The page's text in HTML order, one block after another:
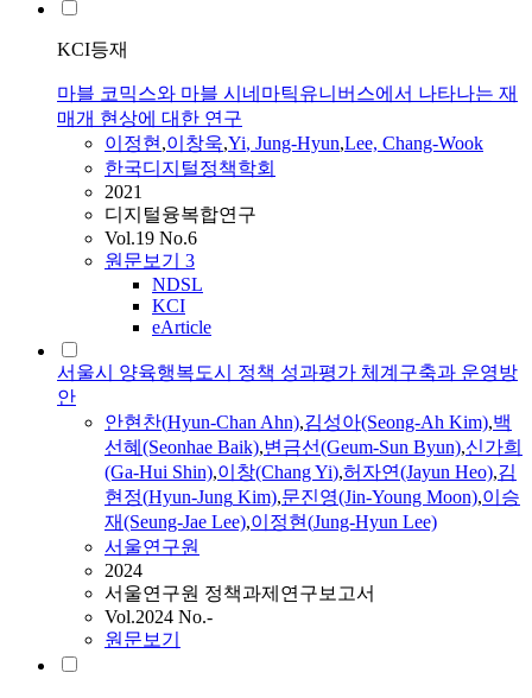
KCI등재
마블 코믹스와 마블 시네마틱유니버스에서 나타나는 재
매개 현상에 대한 연구
이정현,이창욱,Yi, Jung-Hyun,Lee, Chang-Wook
한국디지털정책학회
2021
디지털융복합연구
Vol.19 No.6
원문보기 3
NDSL
KCI
eArticle
서울시 양육행복도시 정책 성과평가 체계구축과 운영방
안
안현찬(Hyun-Chan Ahn),김성아(Seong-Ah Kim),백
선혜(Seonhae Baik),변금선(Geum-Sun Byun),신가희
(Ga-Hui Shin),이창(ChangYi),허자연(Jayun Heo),김
현정(Hyun-Jung Kim),문진영(Jin-Young Moon),이승
재(Seung-Jae Lee),이정현(Jung-Hyun Lee)
서울연구원
2024
서울연구원 정책과제연구보고서
Vol.2024 No.-
원문보기